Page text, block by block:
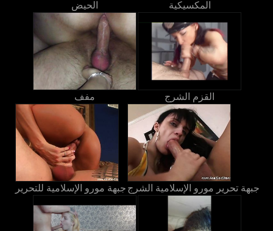
الحيض المكسيكية
مفف القزم الشرج
جبهة مورو الإسلامية للتحرير جبهة تحرير مورو الإسلامية الشرج